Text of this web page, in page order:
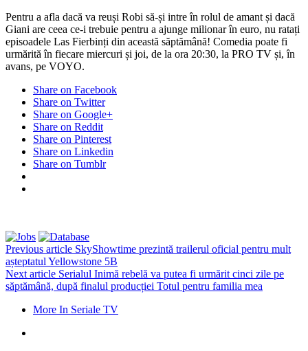
Pentru a afla dacă va reuși Robi să-și intre în rolul de amant și dacă
Giani are ceea ce-i trebuie pentru a ajunge milionar în euro, nu ratați
episoadele Las Fierbinți din această săptămână! Comedia poate fi
urmărită în fiecare miercuri și joi, de la ora 20:30, la PRO TV și, în
avans, pe VOYO.
Share on Facebook
Share on Twitter
Share on Google+
Share on Reddit
Share on Pinterest
Share on Linkedin
Share on Tumblr
Previous article SkyShowtime prezintă trailerul oficial pentru mult
așteptatul Yellowstone 5B
Next article Serialul Inimă rebelă va putea fi urmărit cinci zile pe
săptămână, după finalul producției Totul pentru familia mea
More In Seriale TV